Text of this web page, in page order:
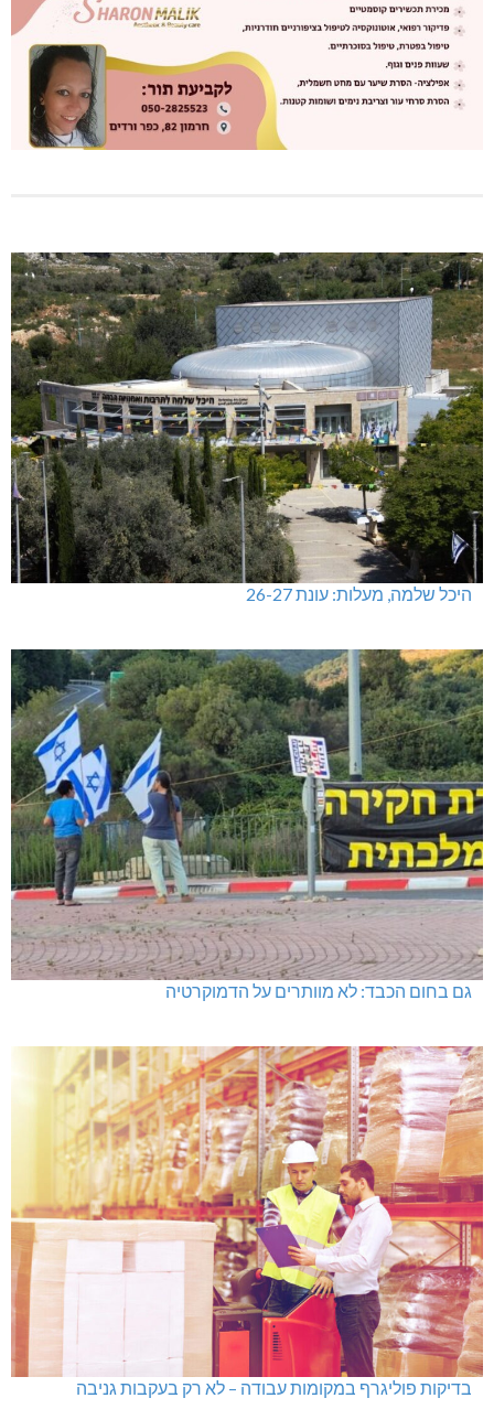
היכל שלמה, מעלות: עונת 26-27
גם בחום הכבד: לא מוותרים על הדמוקרטיה
בדיקות פוליגרף במקומות עבודה – לא רק בעקבות גניבה